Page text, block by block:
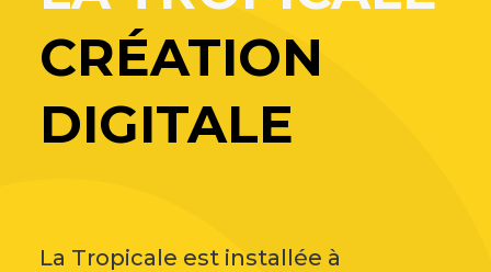
CRÉATION
DIGITALE
La Tropicale est installée à